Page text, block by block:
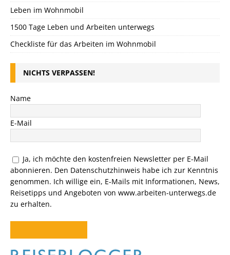
Leben im Wohnmobil
1500 Tage Leben und Arbeiten unterwegs
Checkliste für das Arbeiten im Wohnmobil
NICHTS VERPASSEN!
Name
E-Mail
Ja, ich möchte den kostenfreien Newsletter per E-Mail
abonnieren. Den Datenschutzhinweis habe ich zur Kenntnis
genommen. Ich willige ein, E-Mails mit Informationen, News,
Reisetipps und Angeboten von www.arbeiten-unterwegs.de
zu erhalten.